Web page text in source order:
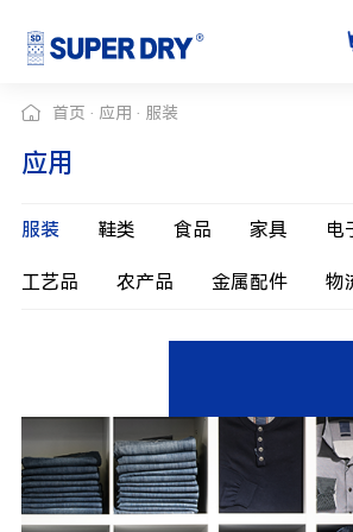
鞋类
食品
农产品
金属配件
物流贸易
首页 应用 服装
应用
服装 鞋类 食品 家具 电
工艺品 农产品 金属配件 物